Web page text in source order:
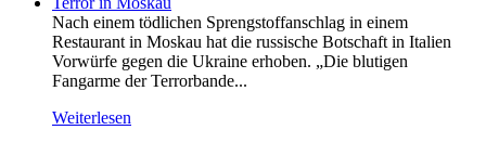
Nach einem tödlichen Sprengstoffanschlag in einem
Restaurant in Moskau hat die russische Botschaft in Italien
Vorwürfe gegen die Ukraine erhoben. „Die blutigen
Fangarme der Terrorbande...
Weiterlesen